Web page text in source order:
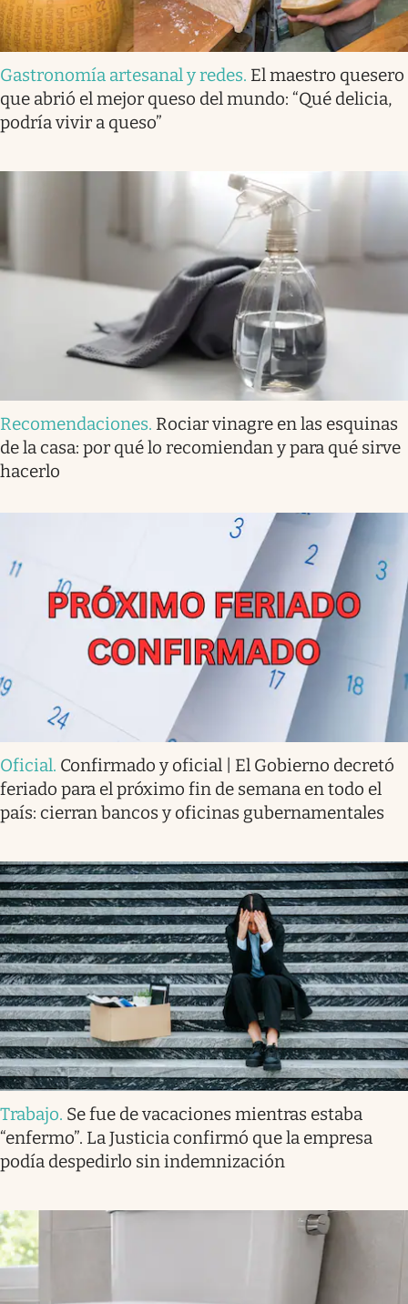
Gastronomía artesanal y redes. El maestro quesero
que abrió el mejor queso del mundo: “Qué delicia,
podría vivir a queso”
Recomendaciones. Rociar vinagre en las esquinas
de la casa: por qué lo recomiendan y para qué sirve
hacerlo
Oficial. Confirmado y oficial | El Gobierno decretó
feriado para el próximo fin de semana en todo el
país: cierran bancos y oficinas gubernamentales
Trabajo. Se fue de vacaciones mientras estaba
“enfermo”. La Justicia confirmó que la empresa
podía despedirlo sin indemnización